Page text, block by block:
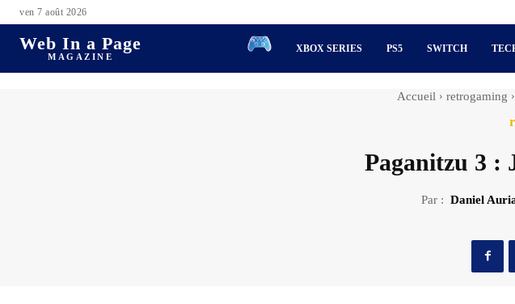
ven 7 août 2026
Web In a Page
MAGAZINE
XBOX SERIES PS5 SWITCH
Accueil retrogaming
Paganitzu 3 :
Par : Daniel